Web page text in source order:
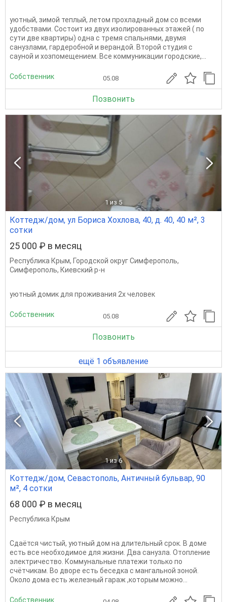
уютный, зимой теплый, летом прохладный дом со всеми
удобствами. Состоит из двух изолированных этажей ( по
сути две квартиры) одна с тремя спальнями, двумя
санузлами, гардеробной и верандой. Второй студия с
сауной и хозпомещением. Все коммуникации городские,...
Собственник 05.08
Позвонить
1 из 5
Коттедж/дом, ул Бориса Хохлова, 40, д. 40, 40 м², 3
сотки
25 000 ₽ в месяц
Республика Крым, Городской округ Симферополь,
Симферополь, Киевский р-н
уютный домик для проживания 2х человек
Собственник 05.08
Позвонить
ещё 1 объявление
1 из 6
Коттедж/дом, Севастополь, Античный бульвар, 90
м², 4 сотки
68 000 ₽ в месяц
Республика Крым
Сдаётся чистый, уютный дом на длительный срок. В доме
есть все необходимое для жизни. Два санузла. Отопление
электричество. Коммунальные платежи только по
счётчикам. Во дворе есть беседка с мангальной зоной.
Около дома есть железный гараж ,которым можно...
Собственник